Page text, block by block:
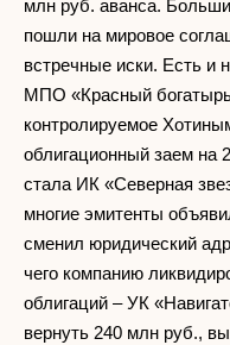
млн руб. аванса.
пошли на мировое
встречные иски. Есть и
МПО «Красный
контролируемое
облигационный заем на
стала ИК «Северная
многие эмитенты
сменил юридический
чего компанию
облигаций – УК
вернуть 240 млн руб.,